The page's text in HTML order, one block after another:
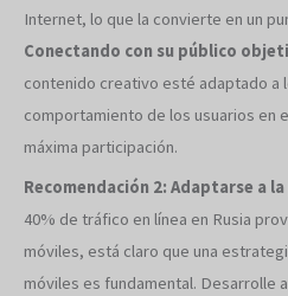
Internet, lo que la convierte en un
Conectando con su público
contenido creativo esté adaptado a
comportamiento de los usuarios en
máxima participación.
Recomendación 2: Adaptarse a
40% de tráfico en línea en Rusia
móviles, está claro que una
móviles es fundamental. Desarrolle